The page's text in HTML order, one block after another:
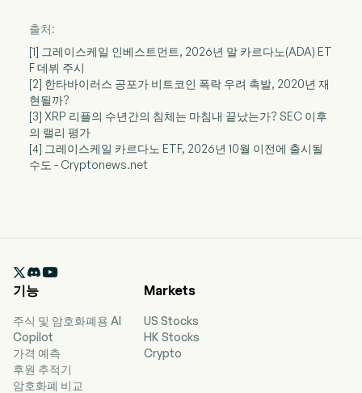
출처:
[1] 그레이스케일 인베스트먼트, 2026년 말 카르다노(ADA) ET
F 데뷔 주시
[2] 한타바이러스 공포가 비트코인 폭락 우려 촉발, 2020년 재
현될까?
[3] XRP 리플의 수년간의 침체는 마침내 끝났는가? SEC 이후
의 랠리 평가
[4] 그레이스케일 카르다노 ETF, 2026년 10월 이전에 출시될
수도 - Cryptonews.net

기능
주식 및 암호화폐용 AI
Copilot
가격 예측
후원 추적기
암호화폐 비교
Markets
US Stocks
HK Stocks
Crypto